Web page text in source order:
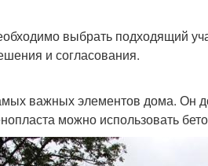
выбрать подходящий
и согласования.
важных элементов дома. Он
можно использовать